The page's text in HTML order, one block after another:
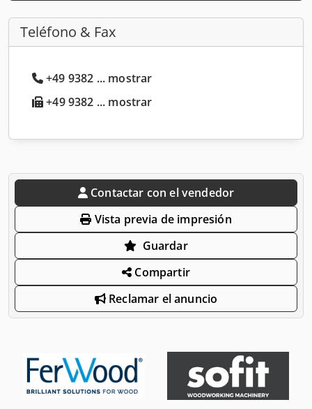
Teléfono & Fax
+49 9382 ... mostrar
+49 9382 ... mostrar
Contactar con el vendedor
Vista previa de impresión
Guardar
Compartir
Reclamar el anuncio